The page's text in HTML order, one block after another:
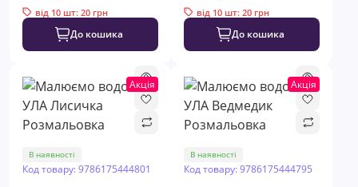
від 10 шт: 20 грн
До кошика
від 10 шт: 20 грн
До кошика
Акція
В наявності
Код товару: 9786175444801
Акція
В наявності
Код товару: 9786175444795